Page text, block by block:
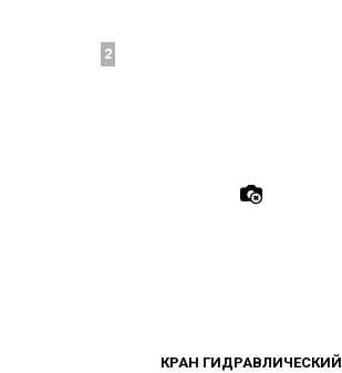
КРАН ГИДРАВЛИЧЕСКИЙ
2